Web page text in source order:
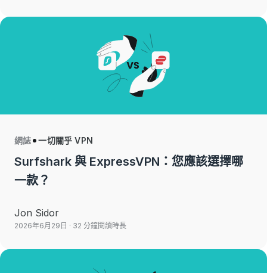
網誌 一切關乎 VPN
Surfshark 與 ExpressVPN：您應該選擇哪
一款？
Jon Sidor
2026年6月29日 · 32 分鐘閱讀時長